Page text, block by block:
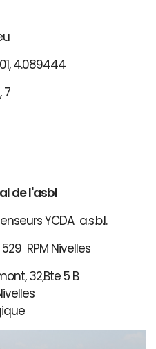
4.089444
7
de l'asbl
YCDA a.s.b.l.
RPM Nivelles
32,Bte 5 B